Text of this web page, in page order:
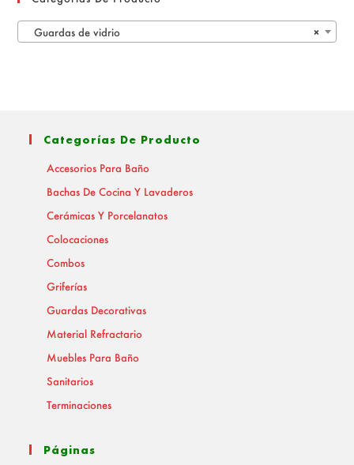
×
Guardas de vidrio
Categorías De Producto
Accesorios Para Baño
Bachas De Cocina Y Lavaderos
Cerámicas Y Porcelanatos
Colocaciones
Combos
Griferías
Guardas Decorativas
Material Refractario
Muebles Para Baño
Sanitarios
Terminaciones
Páginas